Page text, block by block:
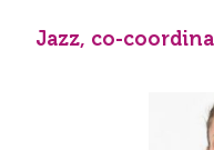
Jazz, co-